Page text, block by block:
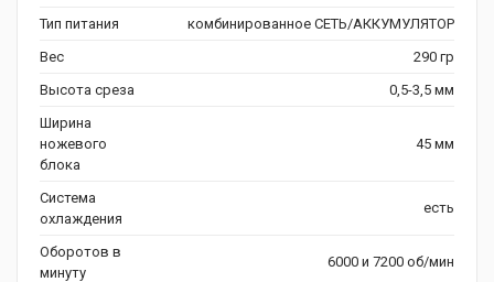
Тип питания
комбинированное СЕТЬ/АККУМУЛЯТОР
Вес
290 гр
Высота среза
0,5-3,5 мм
Ширина
ножевого
блока
45 мм
Система
охлаждения
есть
Оборотов в
минуту
6000 и 7200 об/мин